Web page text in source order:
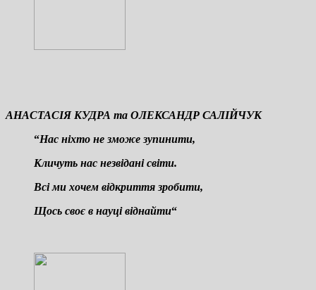
АНАСТАСІЯ КУДРА та ОЛЕКСАНДР САЛІЙЧУК
“Нас ніхто не зможе зупинити,
Кличуть нас незвідані світи.
Всі ми хочем відкриття зробити,
Щось своє в науці віднайти“